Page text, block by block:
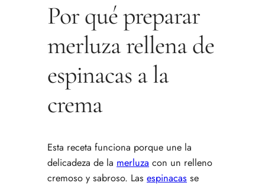
Por qué preparar
merluza rellena de
espinacas a la
crema
Esta receta funciona porque une la
delicadeza de la merluza con un relleno
cremoso y sabroso. Las espinacas se